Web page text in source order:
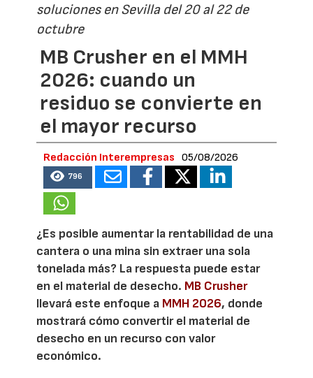
soluciones en Sevilla del 20 al 22 de
octubre
MB Crusher en el MMH
2026: cuando un
residuo se convierte en
el mayor recurso
Redacción Interempresas 05/08/2026
796
¿Es posible aumentar la rentabilidad de una
cantera o una mina sin extraer una sola
tonelada más? La respuesta puede estar
en el material de desecho. MB Crusher
llevará este enfoque a MMH 2026, donde
mostrará cómo convertir el material de
desecho en un recurso con valor
económico.